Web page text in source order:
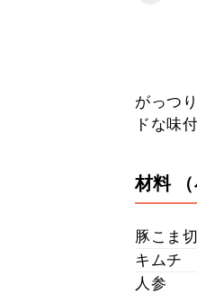
がっつ
ドな味
材料
豚こま
キムチ
人参